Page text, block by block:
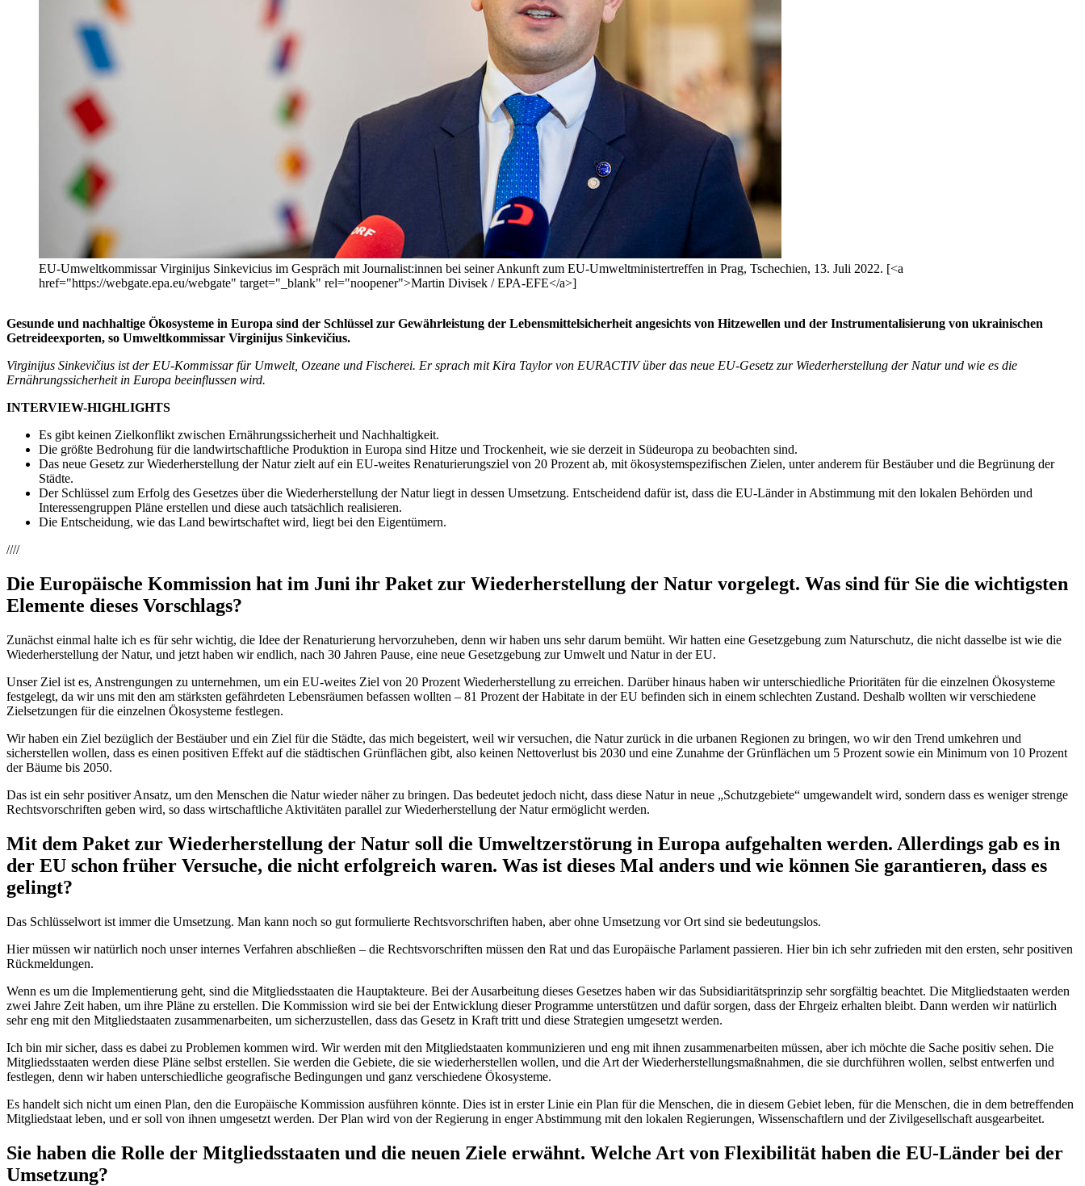
EU-Umweltkommissar Virginijus Sinkevicius im Gespräch mit Journalist:innen bei seiner Ankunft zum EU-Umweltministertreffen in Prag, Tschechien, 13. Juli 2022. [<a
href="https://webgate.epa.eu/webgate" target="_blank" rel="noopener">Martin Divisek / EPA-EFE</a>]
Gesunde und nachhaltige Ökosysteme in Europa sind der Schlüssel zur Gewährleistung der Lebensmittelsicherheit angesichts von Hitzewellen und der Instrumentalisierung von ukrainischen
Getreideexporten, so Umweltkommissar Virginijus Sinkevičius.
Virginijus Sinkevičius ist der EU-Kommissar für Umwelt, Ozeane und Fischerei. Er sprach mit Kira Taylor von EURACTIV über das neue EU-Gesetz zur Wiederherstellung der Natur und wie es die
Ernährungssicherheit in Europa beeinflussen wird.
INTERVIEW-HIGHLIGHTS
Es gibt keinen Zielkonflikt zwischen Ernährungssicherheit und Nachhaltigkeit.
Die größte Bedrohung für die landwirtschaftliche Produktion in Europa sind Hitze und Trockenheit, wie sie derzeit in Südeuropa zu beobachten sind.
Das neue Gesetz zur Wiederherstellung der Natur zielt auf ein EU-weites Renaturierungsziel von 20 Prozent ab, mit ökosystemspezifischen Zielen, unter anderem für Bestäuber und die Begrünung der
Städte.
Der Schlüssel zum Erfolg des Gesetzes über die Wiederherstellung der Natur liegt in dessen Umsetzung. Entscheidend dafür ist, dass die EU-Länder in Abstimmung mit den lokalen Behörden und
Interessengruppen Pläne erstellen und diese auch tatsächlich realisieren.
Die Entscheidung, wie das Land bewirtschaftet wird, liegt bei den Eigentümern.
////
Die Europäische Kommission hat im Juni ihr Paket zur Wiederherstellung der Natur vorgelegt. Was sind für Sie die wichtigsten
Elemente dieses Vorschlags?
Zunächst einmal halte ich es für sehr wichtig, die Idee der Renaturierung hervorzuheben, denn wir haben uns sehr darum bemüht. Wir hatten eine Gesetzgebung zum Naturschutz, die nicht dasselbe ist wie die
Wiederherstellung der Natur, und jetzt haben wir endlich, nach 30 Jahren Pause, eine neue Gesetzgebung zur Umwelt und Natur in der EU.
Unser Ziel ist es, Anstrengungen zu unternehmen, um ein EU-weites Ziel von 20 Prozent Wiederherstellung zu erreichen. Darüber hinaus haben wir unterschiedliche Prioritäten für die einzelnen Ökosysteme
festgelegt, da wir uns mit den am stärksten gefährdeten Lebensräumen befassen wollten – 81 Prozent der Habitate in der EU befinden sich in einem schlechten Zustand. Deshalb wollten wir verschiedene
Zielsetzungen für die einzelnen Ökosysteme festlegen.
Wir haben ein Ziel bezüglich der Bestäuber und ein Ziel für die Städte, das mich begeistert, weil wir versuchen, die Natur zurück in die urbanen Regionen zu bringen, wo wir den Trend umkehren und
sicherstellen wollen, dass es einen positiven Effekt auf die städtischen Grünflächen gibt, also keinen Nettoverlust bis 2030 und eine Zunahme der Grünflächen um 5 Prozent sowie ein Minimum von 10 Prozent
der Bäume bis 2050.
Das ist ein sehr positiver Ansatz, um den Menschen die Natur wieder näher zu bringen. Das bedeutet jedoch nicht, dass diese Natur in neue „Schutzgebiete“ umgewandelt wird, sondern dass es weniger strenge
Rechtsvorschriften geben wird, so dass wirtschaftliche Aktivitäten parallel zur Wiederherstellung der Natur ermöglicht werden.
Mit dem Paket zur Wiederherstellung der Natur soll die Umweltzerstörung in Europa aufgehalten werden. Allerdings gab es in
der EU schon früher Versuche, die nicht erfolgreich waren. Was ist dieses Mal anders und wie können Sie garantieren, dass es
gelingt?
Das Schlüsselwort ist immer die Umsetzung. Man kann noch so gut formulierte Rechtsvorschriften haben, aber ohne Umsetzung vor Ort sind sie bedeutungslos.
Hier müssen wir natürlich noch unser internes Verfahren abschließen – die Rechtsvorschriften müssen den Rat und das Europäische Parlament passieren. Hier bin ich sehr zufrieden mit den ersten, sehr positiven
Rückmeldungen.
Wenn es um die Implementierung geht, sind die Mitgliedsstaaten die Hauptakteure. Bei der Ausarbeitung dieses Gesetzes haben wir das Subsidiaritätsprinzip sehr sorgfältig beachtet. Die Mitgliedstaaten werden
zwei Jahre Zeit haben, um ihre Pläne zu erstellen. Die Kommission wird sie bei der Entwicklung dieser Programme unterstützen und dafür sorgen, dass der Ehrgeiz erhalten bleibt. Dann werden wir natürlich
sehr eng mit den Mitgliedstaaten zusammenarbeiten, um sicherzustellen, dass das Gesetz in Kraft tritt und diese Strategien umgesetzt werden.
Ich bin mir sicher, dass es dabei zu Problemen kommen wird. Wir werden mit den Mitgliedstaaten kommunizieren und eng mit ihnen zusammenarbeiten müssen, aber ich möchte die Sache positiv sehen. Die
Mitgliedsstaaten werden diese Pläne selbst erstellen. Sie werden die Gebiete, die sie wiederherstellen wollen, und die Art der Wiederherstellungsmaßnahmen, die sie durchführen wollen, selbst entwerfen und
festlegen, denn wir haben unterschiedliche geografische Bedingungen und ganz verschiedene Ökosysteme.
Es handelt sich nicht um einen Plan, den die Europäische Kommission ausführen könnte. Dies ist in erster Linie ein Plan für die Menschen, die in diesem Gebiet leben, für die Menschen, die in dem betreffenden
Mitgliedstaat leben, und er soll von ihnen umgesetzt werden. Der Plan wird von der Regierung in enger Abstimmung mit den lokalen Regierungen, Wissenschaftlern und der Zivilgesellschaft ausgearbeitet.
Sie haben die Rolle der Mitgliedsstaaten und die neuen Ziele erwähnt. Welche Art von Flexibilität haben die EU-Länder bei der
Umsetzung?